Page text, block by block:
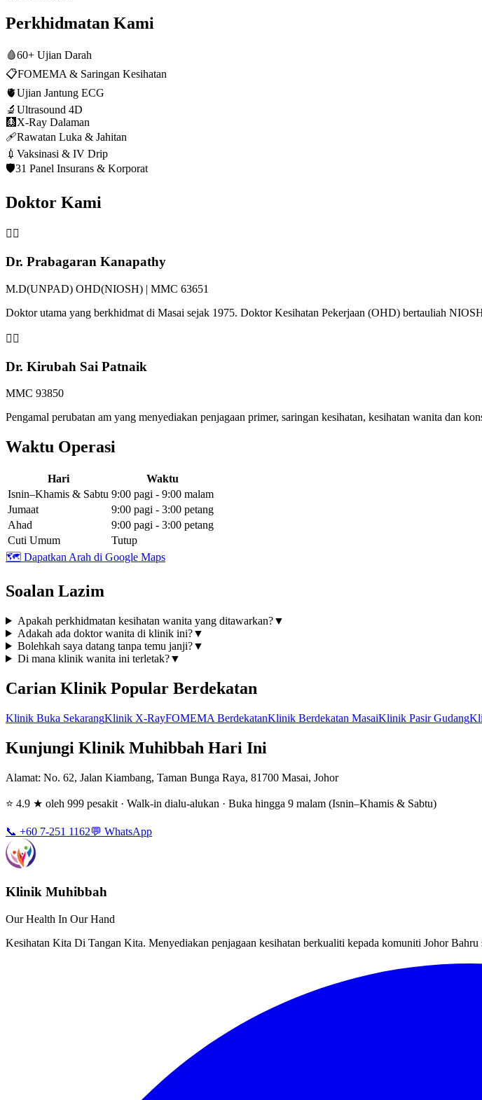
Perkhidmatan Kami
🩸60+ Ujian Darah
📋FOMEMA & Saringan Kesihatan
🫀Ujian Jantung ECG
🔬 Ultrasound 4D
🩻 X-Ray Dalaman
🩹Rawatan Luka & Jahitan
💉 Vaksinasi & IV Drip
🛡️31 Panel Insurans & Korporat
Doktor Kami
👨‍⚕️
Dr. Prabagaran Kanapathy
M.D(UNPAD) OHD(NIOSH) | MMC 63651
Doktor utama yang berkhidmat di Masai sejak 1975. Doktor Kesihatan Pekerjaan (OHD) bertauliah
👩‍⚕️
Dr. Kirubah Sai Patnaik
MMC 93850
Pengamal perubatan am yang menyediakan penjagaan primer, saringan kesihatan, kesihatan wanita dan
Waktu Operasi
Hari
Waktu
Isnin–Khamis & Sabtu 9:00 pagi - 9:00 malam
Jumaat
9:00 pagi - 3:00 petang
Ahad
9:00 pagi - 3:00 petang
Cuti Umum
Tutup
🗺️ Dapatkan Arah di Google Maps
Soalan Lazim
Apakah perkhidmatan kesihatan wanita yang ditawarkan?▼
Adakah ada doktor wanita di klinik ini?▼
Bolehkah saya datang tanpa temu janji?▼
Di mana klinik wanita ini terletak?▼
Carian Klinik Popular Berdekatan
Klinik Buka SekarangKlinik X-RayFOMEMA BerdekatanKlinik Berdekatan MasaiKlinik Pasir Gudang
Kunjungi Klinik Muhibbah Hari Ini
Alamat: No. 62, Jalan Kiambang, Taman Bunga Raya, 81700 Masai, Johor
⭐ 4.9 ★ oleh 999 pesakit · Walk-in dialu-alukan · Buka hingga 9 malam (Isnin–Khamis & Sabtu)
📞 +60 7-251 1162💬 WhatsApp
Klinik Muhibbah
Our Health In Our Hand
Kesihatan Kita Di Tangan Kita. Menyediakan penjagaan kesihatan berkualiti kepada komuniti Johor Bahru